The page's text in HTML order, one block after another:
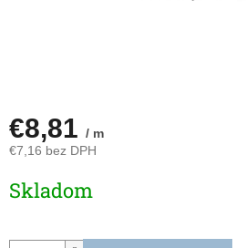
€8,81 / m
€7,16 bez DPH
cena:
Skladom